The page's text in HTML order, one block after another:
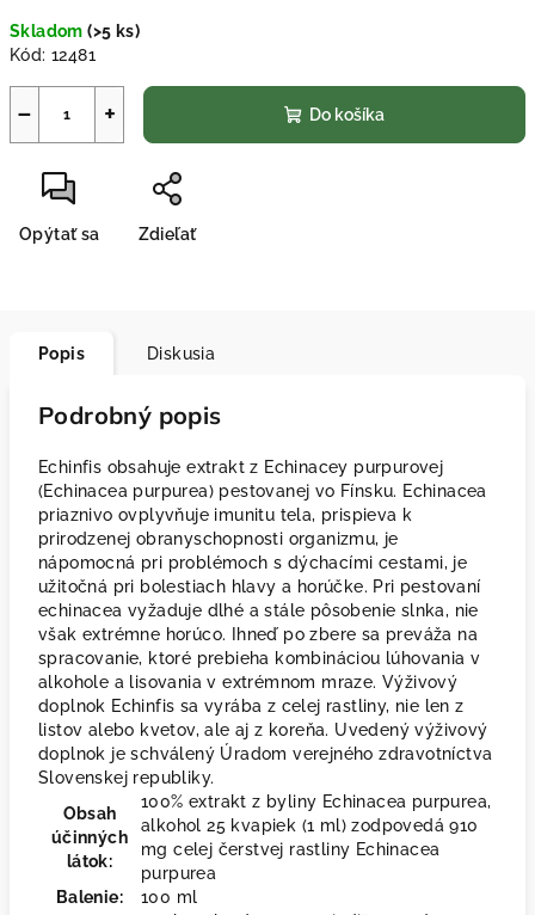
cena:
Skladom(>5 ks)
Kód: 12481
+
− Do košíka
Opýtať sa Zdieľať
Popis Diskusia
Podrobný popis
Echinfis obsahuje extrakt z Echinacey purpurovej
(Echinacea purpurea) pestovanej vo Fínsku. Echinacea
priaznivo ovplyvňuje imunitu tela, prispieva k
prirodzenej obranyschopnosti organizmu, je
nápomocná pri problémoch s dýchacími cestami, je
užitočná pri bolestiach hlavy a horúčke. Pri pestovaní
echinacea vyžaduje dlhé a stále pôsobenie slnka, nie
však extrémne horúco. Ihneď po zbere sa preváža na
spracovanie, ktoré prebieha kombináciou lúhovania v
alkohole a lisovania v extrémnom mraze. Výživový
doplnok Echinfis sa vyrába z celej rastliny, nie len z
listov alebo kvetov, ale aj z koreňa. Uvedený výživový
doplnok je schválený Úradom verejného zdravotníctva
Slovenskej republiky.
Obsah
účinných
látok:
100% extrakt z byliny Echinacea purpurea,
alkohol 25 kvapiek (1 ml) zodpovedá 910
mg celej čerstvej rastliny Echinacea
purpurea
Balenie:
100 ml